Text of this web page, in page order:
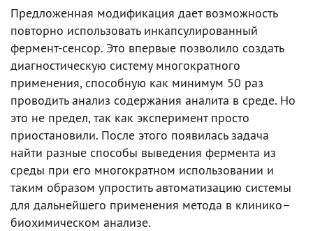
Предложенная модификация дает возможность
повторно использовать инкапсулированный
фермент-сенсор. Это впервые позволило создать
диагностическую систему многократного
применения, способную как минимум 50 раз
проводить анализ содержания аналита в среде. Но
это не предел, так как эксперимент просто
приостановили. После этого появилась задача
найти разные способы выведения фермента из
среды при его многократном использовании и
таким образом упростить автоматизацию системы
для дальнейшего применения метода в клинико–
биохимическом анализе.